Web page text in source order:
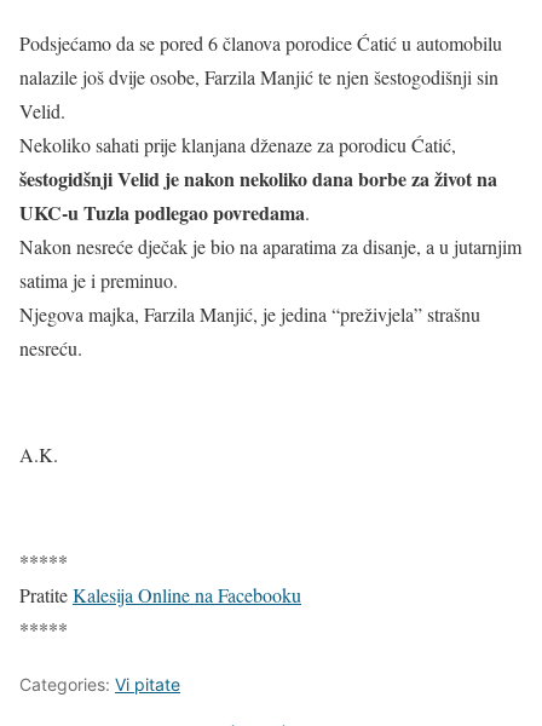
Podsjećamo da se pored 6 članova porodice Ćatić u automobilu
nalazile još dvije osobe, Farzila Manjić te njen šestogodišnji sin
Velid.
Nekoliko sahati prije klanjana dženaze za porodicu Ćatić,
šestogidšnji Velid je nakon nekoliko dana borbe za život na
UKC-u Tuzla podlegao povredama.
Nakon nesreće dječak je bio na aparatima za disanje, a u jutarnjim
satima je i preminuo.
Njegova majka, Farzila Manjić, je jedina “preživjela” strašnu
nesreću.
A.K.
*****
PratiteKalesija Online na Facebooku
*****
Categories: Vi pitate